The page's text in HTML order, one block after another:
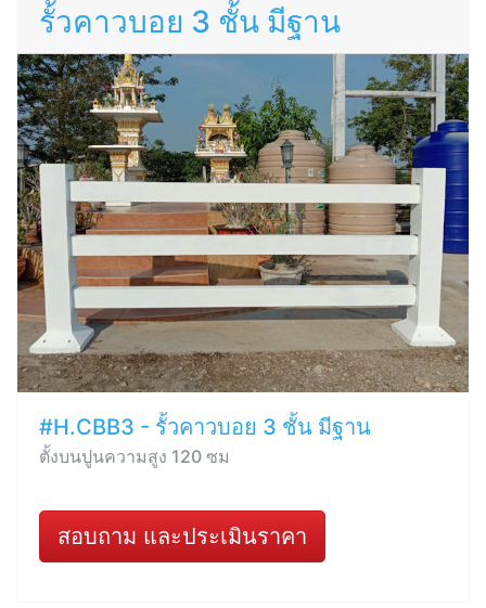
รั้วคาวบอย 3 ชั้น มีฐาน
#H.CBB3 - รั้วคาวบอย 3 ชั้น มีฐาน
ตั้งบนปูนความสูง 120 ซม
สอบถาม และประเมินราคา